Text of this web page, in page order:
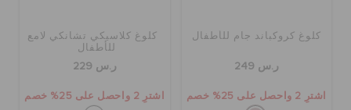
كلوغ كروكباند جام للأطفال
ر.س 249
اشترِ 2 واحصل على 25% خصم
كلوغ كلاسيكي تشانكي لامع
للأطفال
ر.س 229
اشترِ 2 واحصل على 25% خصم